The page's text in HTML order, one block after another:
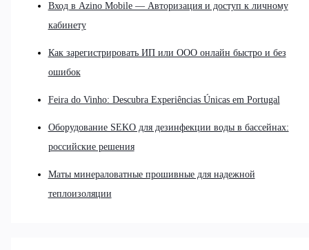
Вход в Azino Mobile — Авторизация и доступ к личному
кабинету
Как зарегистрировать ИП или ООО онлайн быстро и без
ошибок
Feira do Vinho: Descubra Experiências Únicas em Portugal
Оборудование SEKO для дезинфекции воды в бассейнах:
российские решения
Маты минераловатные прошивные для надежной
теплоизоляции